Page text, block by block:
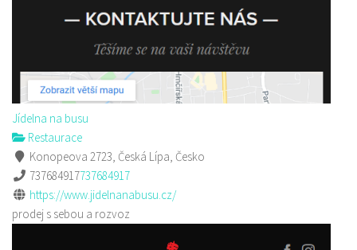
Jídelna na busu
Restaurace
Konopeova 2723, Česká Lípa, Česko
737684917737684917
https://www.jidelnanabusu.cz/
prodej s sebou a rozvoz